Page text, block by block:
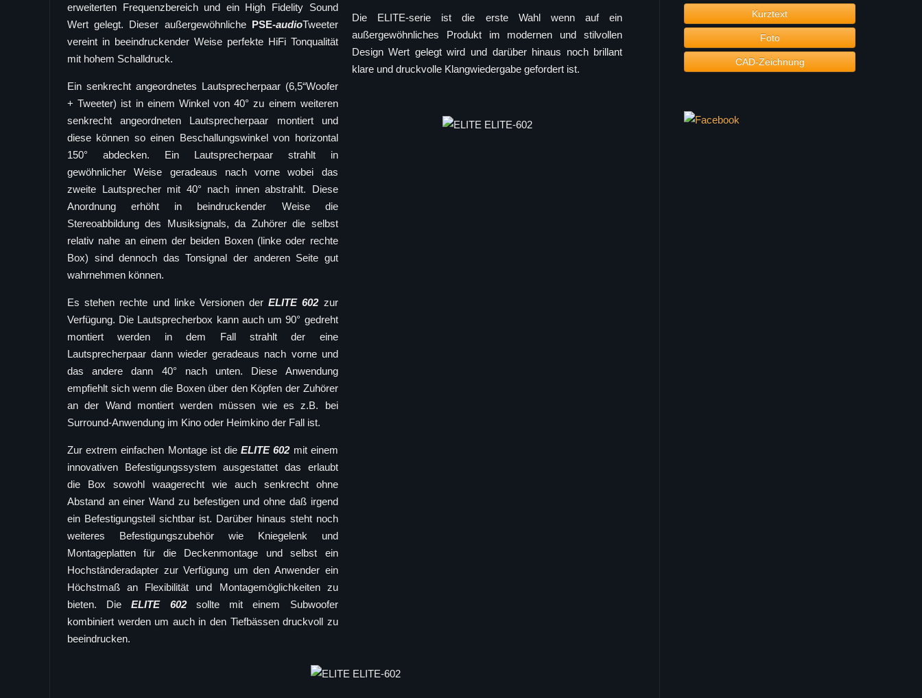
erweiterten Frequenzbereich und ein High Fidelity Sound
Wert gelegt. Dieser außergewöhnliche PSE-audioTweeter
vereint in beeindruckender Weise perfekte HiFi Tonqualität
mit hohem Schalldruck.
Ein senkrecht angeordnetes Lautsprecherpaar (6,5“Woofer
+ Tweeter) ist in einem Winkel von 40° zu einem weiteren
senkrecht angeordneten Lautsprecherpaar montiert und
diese können so einen Beschallungswinkel von horizontal
150° abdecken. Ein Lautsprecherpaar strahlt in
gewöhnlicher Weise geradeaus nach vorne wobei das
zweite Lautsprecher mit 40° nach innen abstrahlt. Diese
Anordnung erhöht in beindruckender Weise die
Stereoabbildung des Musiksignals, da Zuhörer die selbst
relativ nahe an einem der beiden Boxen (linke oder rechte
Box) sind dennoch das Tonsignal der anderen Seite gut
wahrnehmen können.
Es stehen rechte und linke Versionen derELITE 602 zur
Verfügung. Die Lautsprecherbox kann auch um 90° gedreht
montiert werden in dem Fall strahlt der eine
Lautsprecherpaar dann wieder geradeaus nach vorne und
das andere dann 40° nach unten. Diese Anwendung
empfiehlt sich wenn die Boxen über den Köpfen der Zuhörer
an der Wand montiert werden müssen wie es z.B. bei
Surround-Anwendung im Kino oder Heimkino der Fall ist.
Zur extrem einfachen Montage ist dieELITE 602 mit einem
innovativen Befestigungssystem ausgestattet das erlaubt
die Box sowohl waagerecht wie auch senkrecht ohne
Abstand an einer Wand zu befestigen und ohne daß irgend
ein Befestigungsteil sichtbar ist. Darüber hinaus steht noch
weiteres Befestigungszubehör wie Kniegelenk und
Montageplatten für die Deckenmontage und selbst ein
Hochständeradapter zur Verfügung um den Anwender ein
Höchstmaß an Flexibilität und Montagemöglichkeiten zu
bieten. DieELITE 602sollte mit einem Subwoofer
kombiniert werden um auch in den Tiefbässen druckvoll zu
beeindrucken.
Die ELITE-serie ist die erste Wahl wenn auf ein
außergewöhnliches Produkt im modernen und stilvollen
Design Wert gelegt wird und darüber hinaus noch brillant
klare und druckvolle Klangwiedergabe gefordert ist.
Kurztext
Foto
CAD-Zeichnung